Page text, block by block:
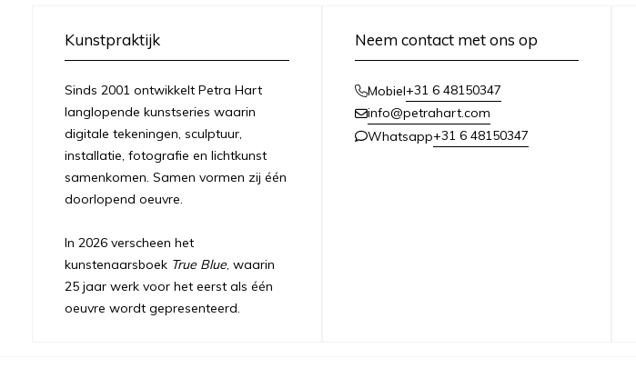
Kunstpraktijk
Sinds 2001 ontwikkelt Petra Hart
langlopende kunstseries waarin
digitale tekeningen, sculptuur,
installatie, fotografie en lichtkunst
samenkomen. Samen vormen zij één
doorlopend oeuvre.
In 2026 verscheen het
kunstenaarsboek True Blue, waarin
25 jaar werk voor het eerst als één
oeuvre wordt gepresenteerd.
Neem contact met ons op
Mobiel+31 6 48150347
info@petrahart.com
Whatsapp+31 6 48150347